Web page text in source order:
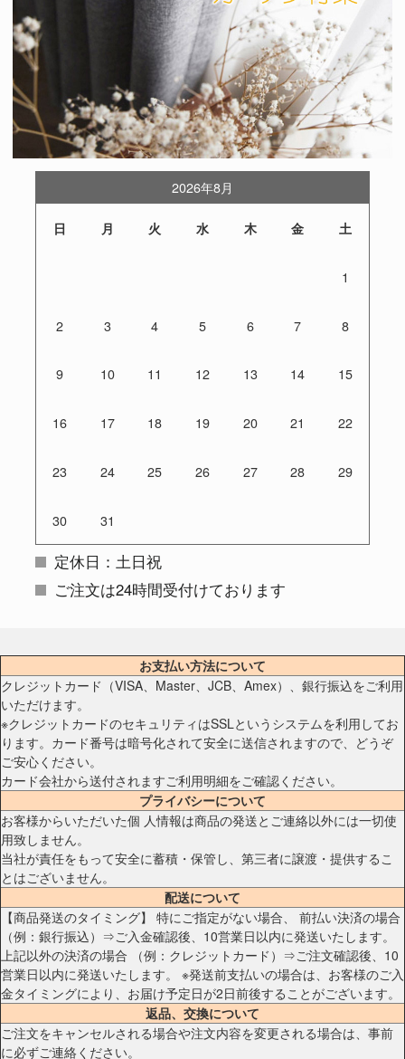
2026年8月
日 月 火 水 木 金 土
1
2 3 4 5 6 7 8
9 10 11 12 13 14 15
16 17 18 19 20 21 22
23 24 25 26 27 28 29
30 31
定休日：土日祝
ご注文は24時間受付けております
お支払い方法について
クレジットカード（VISA、Master、JCB、Amex）、銀行振込をご利用
いただけます。
※クレジットカードのセキュリティはSSLというシステムを利用してお
ります。カード番号は暗号化されて安全に送信されますので、どうぞ
ご安心ください。
カード会社から送付されますご利用明細をご確認ください。
プライバシーについて
お客様からいただいた個 人情報は商品の発送とご連絡以外には一切使
用致しません。
当社が責任をもって安全に蓄積・保管し、第三者に譲渡・提供するこ
とはございません。
配送について
【商品発送のタイミング】 特にご指定がない場合、 前払い決済の場合
（例：銀行振込）⇒ご入金確認後、10営業日以内に発送いたします。
上記以外の決済の場合 （例：クレジットカード）⇒ご注文確認後、10
営業日以内に発送いたします。 ※発送前支払いの場合は、お客様のご入
金タイミングにより、お届け予定日が2日前後することがございます。
返品、交換について
ご注文をキャンセルされる場合や注文内容を変更される場合は、事前
に必ずご連絡ください。